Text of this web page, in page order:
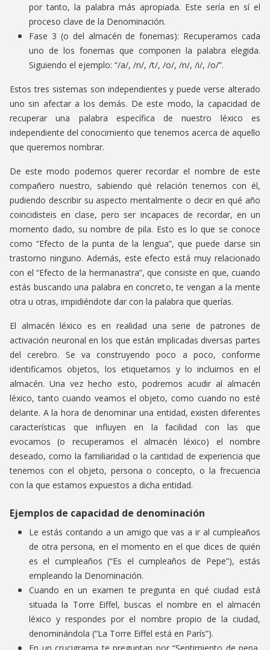
por tanto, la palabra más apropiada. Este sería en sí el
proceso clave de la Denominación.
Fase 3 (o del almacén de fonemas): Recuperamos cada
uno de los fonemas que componen la palabra elegida.
Siguiendo el ejemplo: “/a/, /n/, /t/, /o/, /n/, /i/, /o/”.
Estos tres sistemas son independientes y puede verse alterado
uno sin afectar a los demás. De este modo, la capacidad de
recuperar una palabra específica de nuestro léxico es
independiente del conocimiento que tenemos acerca de aquello
que queremos nombrar.
De este modo podemos querer recordar el nombre de este
compañero nuestro, sabiendo qué relación tenemos con él,
pudiendo describir su aspecto mentalmente o decir en qué año
coincidisteis en clase, pero ser incapaces de recordar, en un
momento dado, su nombre de pila. Esto es lo que se conoce
como “Efecto de la punta de la lengua”, que puede darse sin
trastorno ninguno. Además, este efecto está muy relacionado
con el “Efecto de la hermanastra”, que consiste en que, cuando
estás buscando una palabra en concreto, te vengan a la mente
otra u otras, impidiéndote dar con la palabra que querías.
El almacén léxico es en realidad una serie de patrones de
activación neuronal en los que están implicadas diversas partes
del cerebro. Se va construyendo poco a poco, conforme
identificamos objetos, los etiquetamos y lo incluimos en el
almacén. Una vez hecho esto, podremos acudir al almacén
léxico, tanto cuando veamos el objeto, como cuando no esté
delante. A la hora de denominar una entidad, existen diferentes
características que influyen en la facilidad con las que
evocamos (o recuperamos el almacén léxico) el nombre
deseado, como la familiaridad o la cantidad de experiencia que
tenemos con el objeto, persona o concepto, o la frecuencia
con la que estamos expuestos a dicha entidad.
Ejemplos de capacidad de denominación
Le estás contando a un amigo que vas a ir al cumpleaños
de otra persona, en el momento en el que dices de quién
es el cumpleaños (“Es el cumpleaños de Pepe”), estás
empleando la Denominación.
Cuando en un examen te pregunta en qué ciudad está
situada la Torre Eiffel, buscas el nombre en el almacén
léxico y respondes por el nombre propio de la ciudad,
denominándola (“La Torre Eiffel está en París”).
En un crucigrama te preguntan por “Sentimiento de pena,